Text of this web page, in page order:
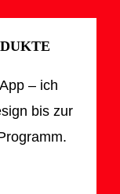
– ich
bis zur